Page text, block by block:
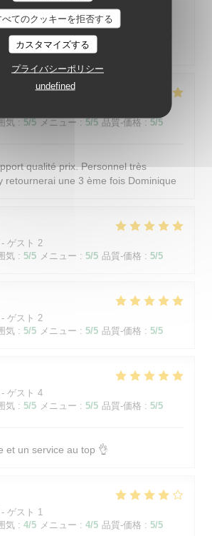
べてのクッキーを拒否する
カスタマイズする
プライバシーポリシー
undefined
1er passage il y a une douzaine
hier, et toujours aussi bon et très
cuisine que du service!
気 : 5/5 メニュー : 5/5 品質-価格 : 5/5
qualité prix. Personnel très
retournerai une 3 ème fois Dominique
ゲスト 2
気 : 5/5 メニュー : 5/5 品質-価格 : 5/5
ゲスト 2
気 : 5/5 メニュー : 5/5 品質-価格 : 5/5
ゲスト 4
気 : 5/5 メニュー : 5/5 品質-価格 : 5/5
et un service au top 👌
ゲスト 1
気 : 4/5 メニュー : 4/5 品質-価格 : 5/5